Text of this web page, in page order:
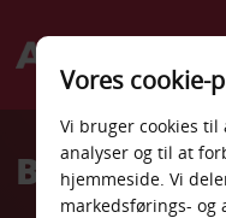
Welcome
AvisBilleje
Vores cookie-
Vi bruger cookies
analyser og til at
hjemmeside. Vi
markedsførings- og